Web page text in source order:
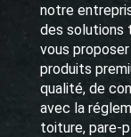
notre
des solutions
vous
produits
qualité, de
avec la
toiture, pare-